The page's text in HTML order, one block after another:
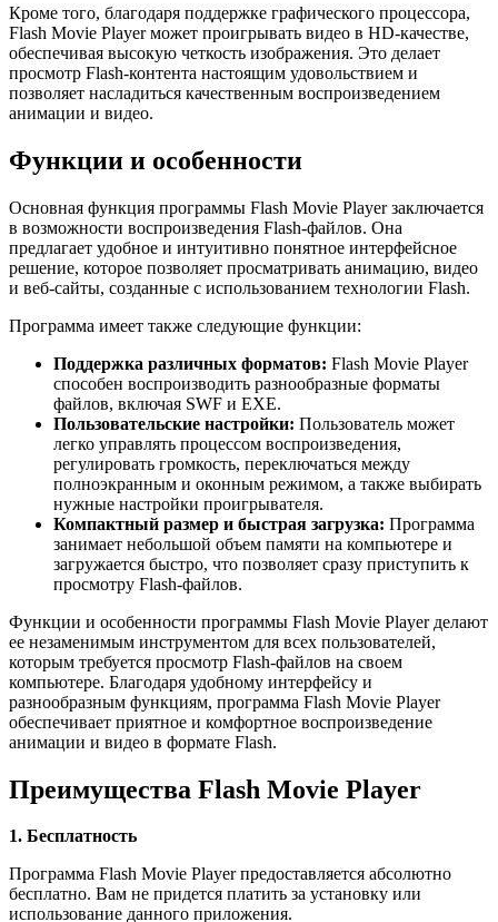
Кроме того, благодаря поддержке графического процессора,
Flash Movie Player может проигрывать видео в HD-качестве,
обеспечивая высокую четкость изображения. Это делает
просмотр Flash-контента настоящим удовольствием и
позволяет насладиться качественным воспроизведением
анимации и видео.
Функции и особенности
Основная функция программы Flash Movie Player заключается
в возможности воспроизведения Flash-файлов. Она
предлагает удобное и интуитивно понятное интерфейсное
решение, которое позволяет просматривать анимацию, видео
и веб-сайты, созданные с использованием технологии Flash.
Программа имеет также следующие функции:
Поддержка различных форматов: Flash Movie Player
способен воспроизводить разнообразные форматы
файлов, включая SWF и EXE.
Пользовательские настройки: Пользователь может
легко управлять процессом воспроизведения,
регулировать громкость, переключаться между
полноэкранным и оконным режимом, а также выбирать
нужные настройки проигрывателя.
Компактный размер и быстрая загрузка: Программа
занимает небольшой объем памяти на компьютере и
загружается быстро, что позволяет сразу приступить к
просмотру Flash-файлов.
Функции и особенности программы Flash Movie Player делают
ее незаменимым инструментом для всех пользователей,
которым требуется просмотр Flash-файлов на своем
компьютере. Благодаря удобному интерфейсу и
разнообразным функциям, программа Flash Movie Player
обеспечивает приятное и комфортное воспроизведение
анимации и видео в формате Flash.
Преимущества Flash Movie Player
1. Бесплатность
Программа Flash Movie Player предоставляется абсолютно
бесплатно. Вам не придется платить за установку или
использование данного приложения.